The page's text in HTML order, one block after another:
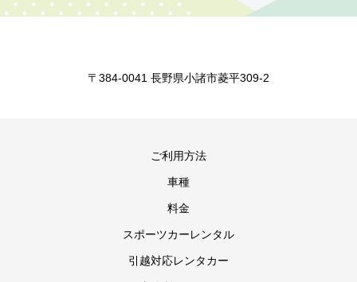
〒384-0041 長野県小諸市菱平309-2
ご利用方法
車種
料金
スポーツカーレンタル
引越対応レンタカー